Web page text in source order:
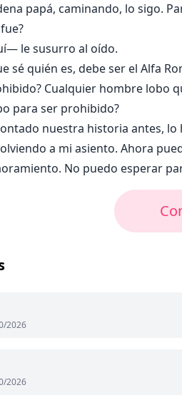
papá, caminando, lo sigo.
le susurro al oído.
sé quién es, debe ser el Alfa
Cualquier hombre lobo
para ser prohibido?
nuestra historia antes, lo
a mi asiento. Ahora
No puedo esperar
2026
2026